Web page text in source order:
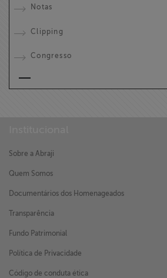
Notas
Clipping
Congresso
Sobre a Abraji
Quem Somos
Documentários dos Homenageados
Transparência
Fundo Patrimonial
Política de Privacidade
Código de conduta ética